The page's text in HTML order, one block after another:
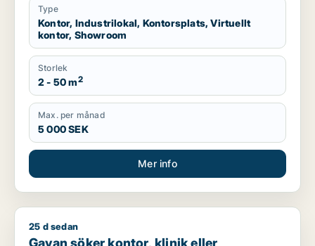
Type
Kontor, Industrilokal, Kontorsplats, Virtuellt
kontor, Showroom
Storlek
2 - 50 m2
Max. per månad
5 000 SEK
Mer info
Gayan söker kontor, klinik eller restauranglokal för
25 d sedan
Gayan söker kontor, klinik eller